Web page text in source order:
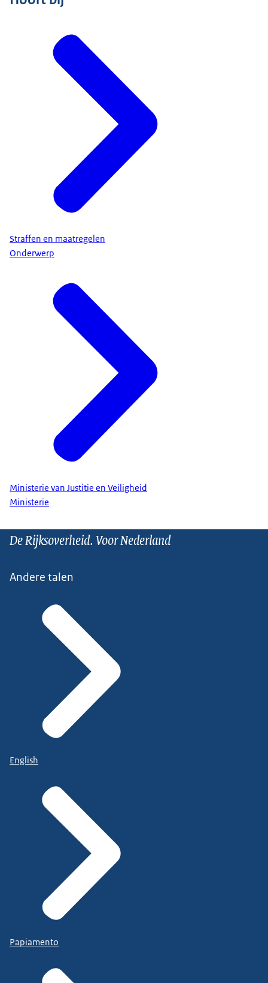
Straffen en maatregelen
Onderwerp
Ministerie van Justitie en Veiligheid
Ministerie
De Rijksoverheid. Voor Nederland
Andere talen
English
Papiamento